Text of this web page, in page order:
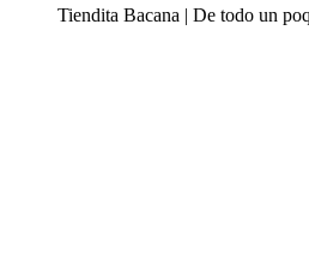
Tiendita Bacana | De todo un